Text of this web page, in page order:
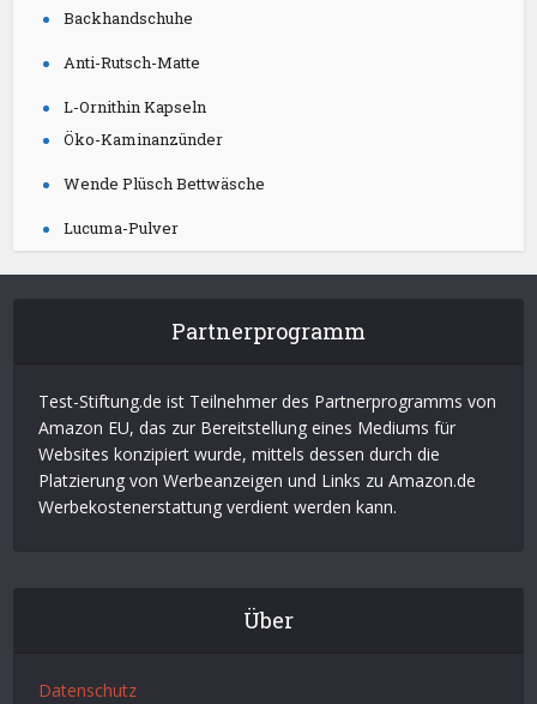
Backhandschuhe
Anti-Rutsch-Matte
L-Ornithin Kapseln
Öko-Kaminanzünder
Wende Plüsch Bettwäsche
Lucuma-Pulver
Partnerprogramm
Test-Stiftung.de ist Teilnehmer des Partnerprogramms von
Amazon EU, das zur Bereitstellung eines Mediums für
Websites konzipiert wurde, mittels dessen durch die
Platzierung von Werbeanzeigen und Links zu Amazon.de
Werbekostenerstattung verdient werden kann.
Über
Datenschutz